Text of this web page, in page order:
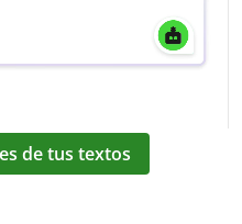
de tus textos